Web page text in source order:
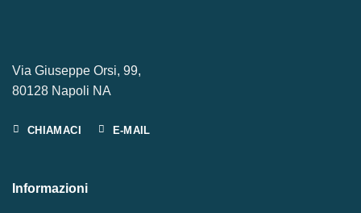
Via Giuseppe Orsi, 99,
80128 Napoli NA
CHIAMACI E-MAIL
Informazioni